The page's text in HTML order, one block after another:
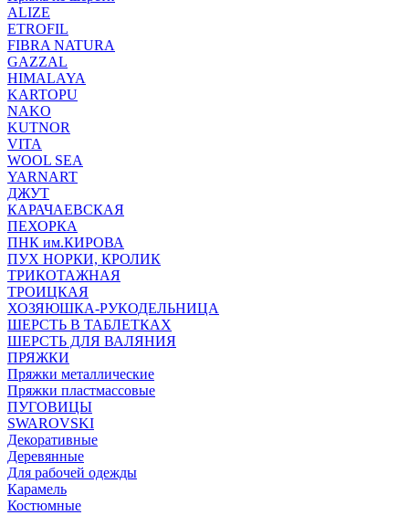
ALIZE
ETROFIL
FIBRA NATURA
GAZZAL
HIMALAYA
KARTOPU
NAKO
KUTNOR
VITA
WOOL SEA
YARNART
ДЖУТ
КАРАЧАЕВСКАЯ
ПЕХОРКА
ПНК им.КИРОВА
ПУХ НОРКИ, КРОЛИК
ТРИКОТАЖНАЯ
ТРОИЦКАЯ
ХОЗЯЮШКА-РУКОДЕЛЬНИЦА
ШЕРСТЬ В ТАБЛЕТКАХ
ШЕРСТЬ ДЛЯ ВАЛЯНИЯ
ПРЯЖКИ
Пряжки металлические
Пряжки пластмассовые
ПУГОВИЦЫ
SWAROVSKI
Декоративные
Деревянные
Для рабочей одежды
Карамель
Костюмные